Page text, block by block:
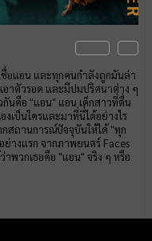
อแอน และทุกคนกำลังถูกมันล่า
อาตัวรอด และมีปมปริศนาต่าง ๆ
นคือ "แอน" แอน เด็กสาวที่ตื่น
เป็นใครและมาที่นี่ได้อย่างไร
สถานการณ์ปัจจุบันให้ได้ "ทุก
างแรก จากภาพยนตร์ Faces
าพวกเธอคือ "แอน" จริง ๆ หรือ